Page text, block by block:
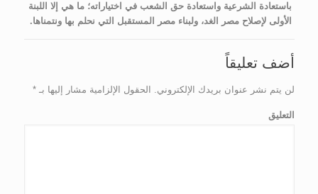
باستعادة الشرعية واستعادة حق الشعب في اختياراته؛ ما هي إلا اللبنة
الأولى لإصلاح مصر الغد، ولبناء مصر المستقبل التي نحلم بها ونتمناها.
أضف تعليقاً
لن يتم نشر عنوان بريدك الإلكتروني. الحقول الإلزامية مشار إليها بـ*
التعليق